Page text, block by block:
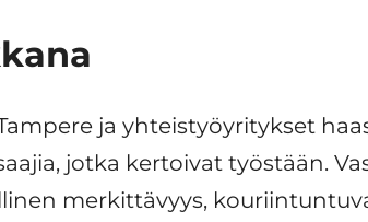
ja yhteistyöyritykset
jotka kertoivat työstään.
merkittävyys,